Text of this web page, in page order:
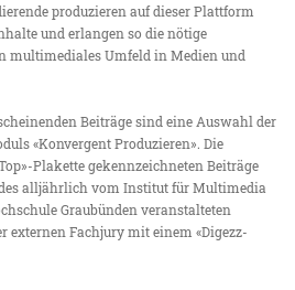
produzieren auf dieser Plattform
und erlangen so die nötige
multimediales Umfeld in Medien und
Beiträge sind eine Auswahl der
«Konvergent Produzieren». Die
Plakette gekennzeichneten Beiträge
alljährlich vom Institut für Multimedia
Graubünden veranstalteten
Fachjury mit einem «Digezz-